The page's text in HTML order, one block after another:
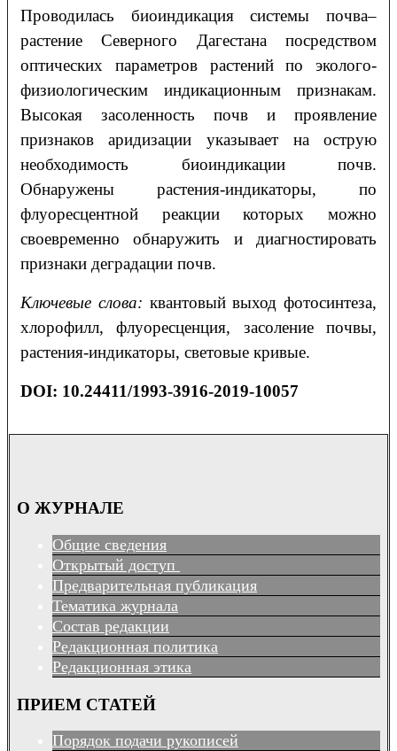
Проводилась биоиндикация системы почва–
растение Северного Дагестана посредством
оптических параметров растений по эколого-
физиологическим индикационным признакам.
Высокая засоленность почв и проявление
признаков аридизации указывает на острую
необходимость биоиндикации почв.
Обнаружены растения-индикаторы, по
флуоресцентной реакции которых можно
своевременно обнаружить и диагностировать
признаки деградации почв.
Ключевые слова: квантовый выход фотосинтеза,
хлорофилл, флуоресценция, засоление почвы,
растения-индикаторы, световые кривые.
DOI: 10.24411/1993-3916-2019-10057
О ЖУРНАЛЕ
Общие сведения
Открытый доступ
Предварительная публикация
Тематика журнала
Состав редакции
Редакционная политика
Редакционная этика
ПРИЕМ СТАТЕЙ
Порядок подачи рукописей